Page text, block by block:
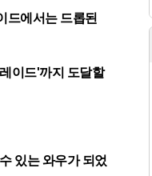
드에서는 드롭된
이드'까지 도달할
있는 와우가 되었